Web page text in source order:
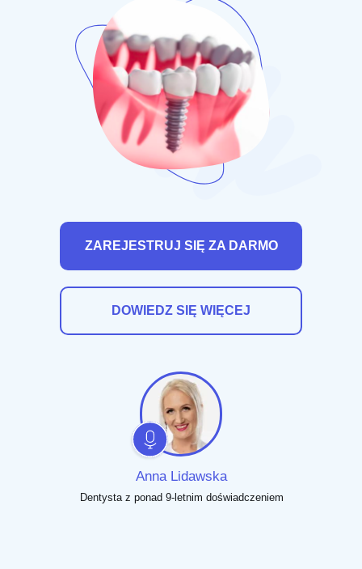
ZAREJESTRUJ SIĘ ZA DARMO
DOWIEDZ SIĘ WIĘCEJ
Anna Lidawska
Dentysta z ponad 9-letnim doświadczeniem